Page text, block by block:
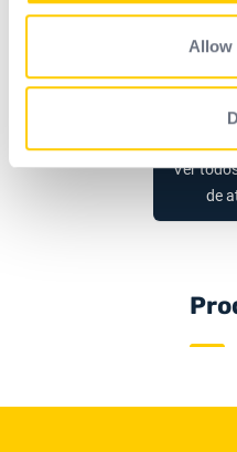
may combine it with other
provided to them or thatAllow
Ver
de
Outros